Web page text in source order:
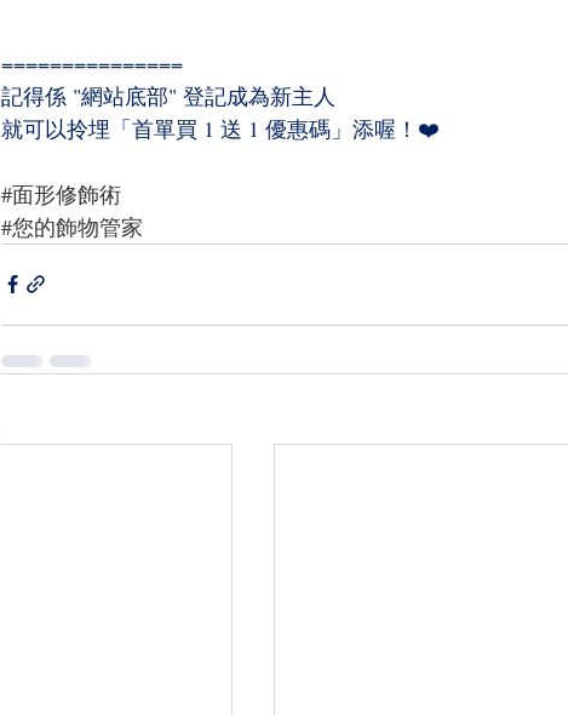
===============
記得係 "網站底部" 登記成為新主人
就可以拎埋「首單買 1 送 1 優惠碼」添喔！❤️
#面形修飾術
#您的飾物管家